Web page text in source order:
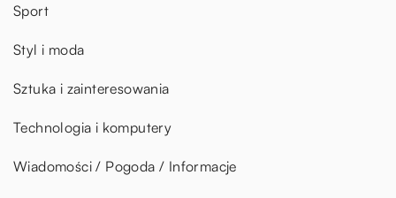
Sport
Styl i moda
Sztuka i zainteresowania
Technologia i komputery
Wiadomości / Pogoda / Informacje